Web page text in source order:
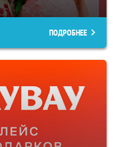
ПОДРОБНЕЕ